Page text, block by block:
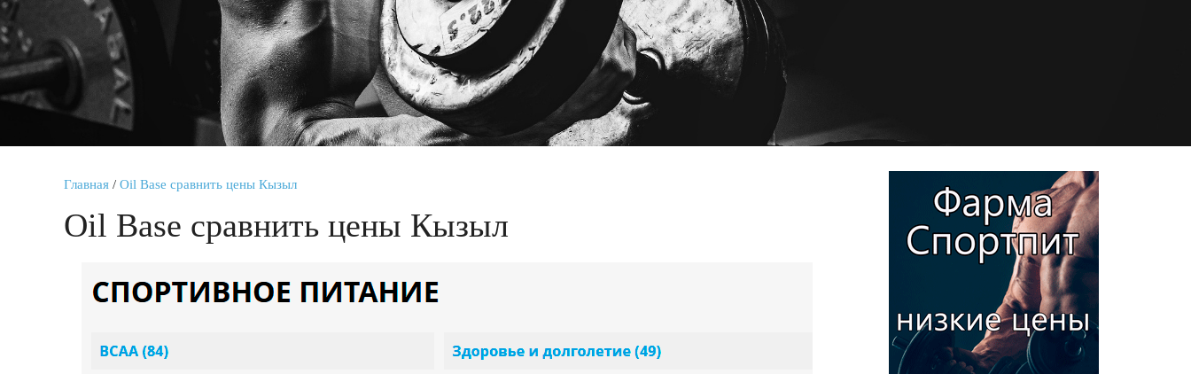
Главная / Oil Base сравнить цены Кызыл
Oil Base сравнить цены Кызыл